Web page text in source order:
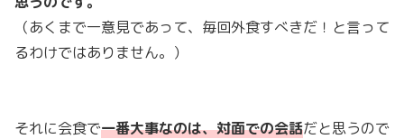
（あくまで一意見であって、毎回外食すべきだ！と言って
るわけではありません。）
それに会食で一番大事なのは、対面での会話だと思うので